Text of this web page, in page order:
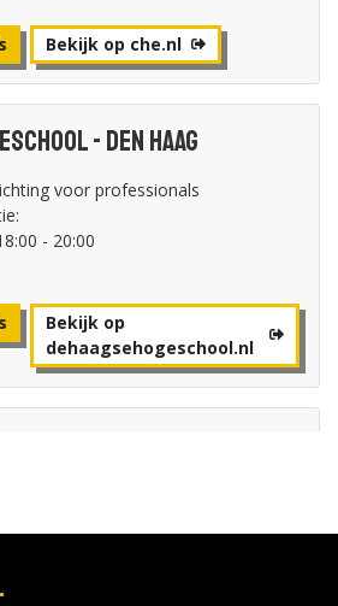
Bekijk op che.nl
- Den Haag
voor professionals
- 20:00
Bekijk op
dehaagsehogeschool.nl